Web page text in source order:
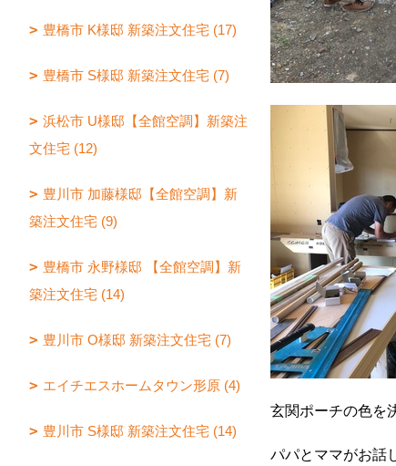
玄関ポーチの色を
パパとママがお話
豊橋市 K様邸 新築注文住宅 (17)
豊橋市 S様邸 新築注文住宅 (7)
浜松市 U様邸【全館空調】新築注
文住宅 (12)
豊川市 加藤様邸【全館空調】新
築注文住宅 (9)
豊橋市 永野様邸 【全館空調】新
築注文住宅 (14)
豊川市 O様邸 新築注文住宅 (7)
エイチエスホームタウン形原 (4)
豊川市 S様邸 新築注文住宅 (14)